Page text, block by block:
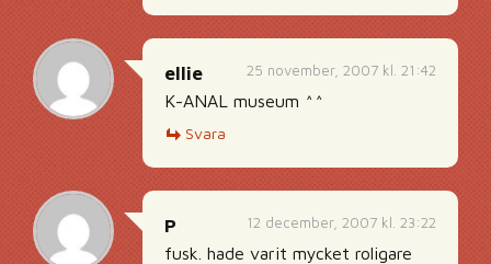
25 november, 2007 kl. 21:42
ellie
K-ANAL museum ^^
Svara
12 december, 2007 kl. 23:22
P
fusk. hade varit mycket roligare